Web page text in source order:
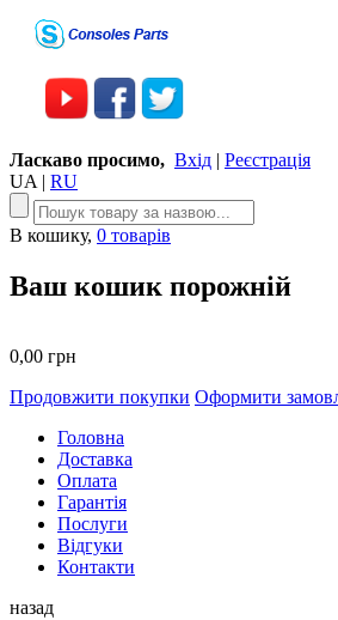
Ласкаво просимо, Вхід | Реєстрація
UA | RU
В кошику, 0 товарів
Ваш кошик порожній
0,00 грн
Продовжити покупки Оформити
Головна
Доставка
Оплата
Гарантія
Послуги
Відгуки
Контакти
назад